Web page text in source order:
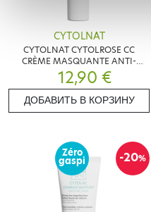
CYTOLNAT
CYTOLNAT CYTOLROSE CC
CRÈME MASQUANTE ANTI-
ROUGEURS 40 ML
12,90 €
ДОБАВИТЬ В КОРЗИНУ
-20%
Zéro
gaspi